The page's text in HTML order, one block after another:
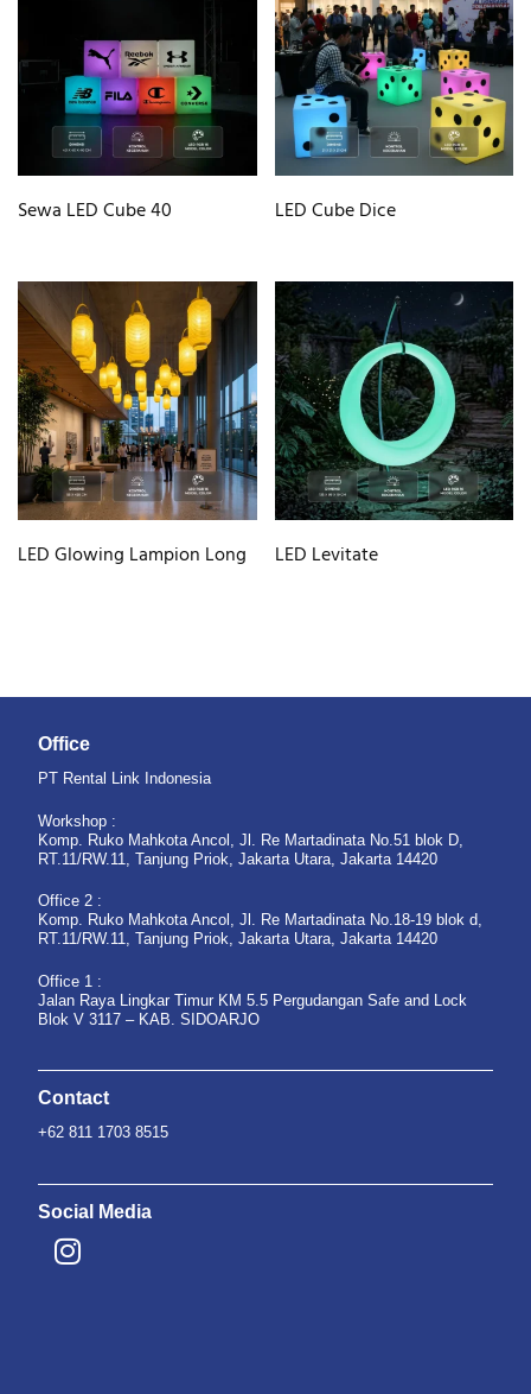
Sewa LED Cube 40 LED Cube Dice
LED Glowing Lampion Long LED Levitate
Office
PT Rental Link Indonesia
Workshop :
Komp. Ruko Mahkota Ancol, Jl. Re Martadinata No.51 blok D,
RT.11/RW.11, Tanjung Priok, Jakarta Utara, Jakarta 14420
Office 2 :
Komp. Ruko Mahkota Ancol, Jl. Re Martadinata No.18-19 blok d,
RT.11/RW.11, Tanjung Priok, Jakarta Utara, Jakarta 14420
Office 1 :
Jalan Raya Lingkar Timur KM 5.5 Pergudangan Safe and Lock
Blok V 3117 – KAB. SIDOARJO
Contact
+62 811 1703 8515
Social Media